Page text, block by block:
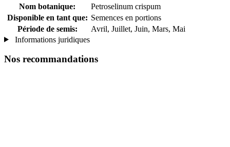
Nom botanique:
Petroselinum crispum
Disponible en tant que: Semences en portions
Période de semis:
Avril, Juillet, Juin, Mars, Mai
Informations juridiques
Nos recommandations